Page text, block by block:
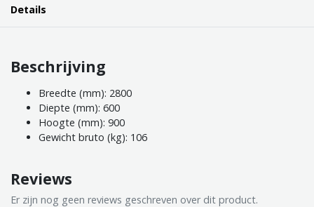
Details
Beschrijving
Breedte (mm): 2800
Diepte (mm): 600
Hoogte (mm): 900
Gewicht bruto (kg): 106
Reviews
Er zijn nog geen reviews geschreven over dit product.